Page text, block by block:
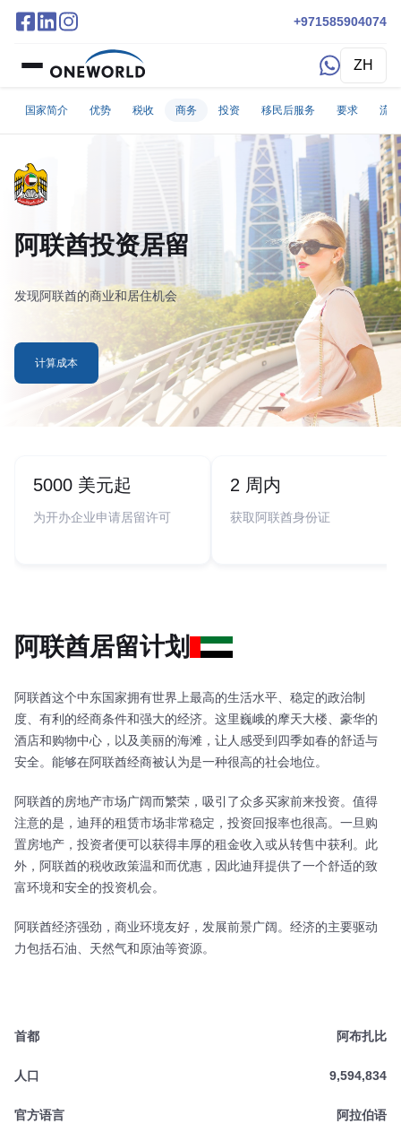
+971585904074
ZH
国家简介 优势 税收 商务 投资 移民后服务 要求 流
阿联酋投资居留
发现阿联酋的商业和居住机会
计算成本
5000 美元起
为开办企业申请居留许可
2 周内
获取阿联酋身份证
阿联酋居留计划
阿联酋这个中东国家拥有世界上最高的生活水平、稳定的政治制
度、有利的经商条件和强大的经济。这里巍峨的摩天大楼、豪华的
酒店和购物中心，以及美丽的海滩，让人感受到四季如春的舒适与
安全。能够在阿联酋经商被认为是一种很高的社会地位。
阿联酋的房地产市场广阔而繁荣，吸引了众多买家前来投资。值得
注意的是，迪拜的租赁市场非常稳定，投资回报率也很高。一旦购
置房地产，投资者便可以获得丰厚的租金收入或从转售中获利。此
外，阿联酋的税收政策温和而优惠，因此迪拜提供了一个舒适的致
富环境和安全的投资机会。
阿联酋经济强劲，商业环境友好，发展前景广阔。经济的主要驱动
力包括石油、天然气和原油等资源。
首都 阿布扎比
人口 9,594,834
官方语言 阿拉伯语